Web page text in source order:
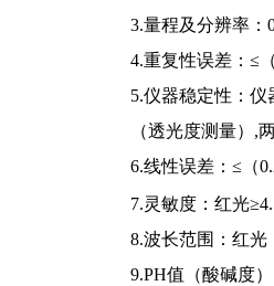
3.量程及分辨率：
4.重复性误差：≤
5.仪器稳定性： 仪
（透光度测量）,
6.线性误差：≤（
7.灵敏度：红光≥
8.波长范围：红光
9.PH值（酸碱度